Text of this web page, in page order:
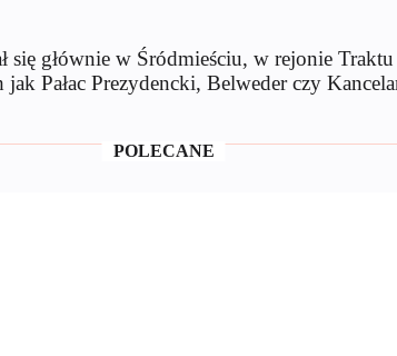
głównie w Śródmieściu, w rejonie
Pałac Prezydencki, Belweder czy
POLECANE